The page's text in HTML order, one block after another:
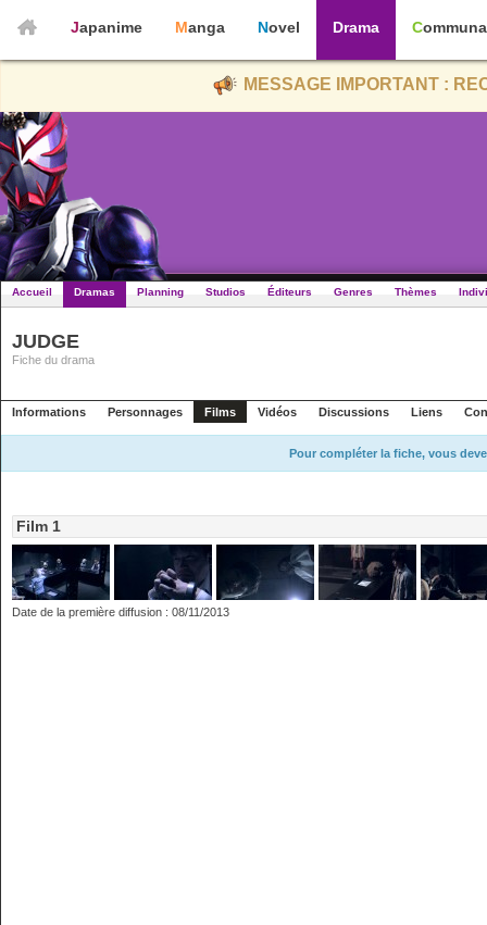
Japanime Manga Novel Drama
MESSAGE IMPORTANT :
Accueil Dramas Planning Studios Éditeurs Genres Thèmes
JUDGE
Fiche du drama
Informations Personnages Films Vidéos Discussions Liens
Pour compléter la fiche, vous
Film 1
Date de la première diffusion : 08/11/2013